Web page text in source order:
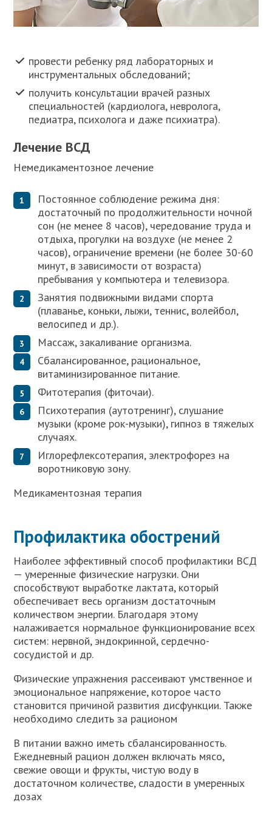
провести ребенку ряд лабораторных и
инструментальных обследований;
получить консультации врачей разных
специальностей (кардиолога, невролога,
педиатра, психолога и даже психиатра).
Лечение ВСД
Немедикаментозное лечение
Постоянное соблюдение режима дня:
достаточный по продолжительности ночной
сон (не менее 8 часов), чередование труда и
отдыха, прогулки на воздухе (не менее 2
часов), ограничение времени (не более 30-60
минут, в зависимости от возраста)
пребывания у компьютера и телевизора.
Занятия подвижными видами спорта
(плаванье, коньки, лыжи, теннис, волейбол,
велосипед и др.).
Массаж, закаливание организма.
Сбалансированное, рациональное,
витаминизированное питание.
Фитотерапия (фиточаи).
Психотерапия (аутотренинг), слушание
музыки (кроме рок-музыки), гипноз в тяжелых
случаях.
Иглорефлексотерапия, электрофорез на
воротниковую зону.
Медикаментозная терапия
Профилактика обострений
Наиболее эффективный способ профилактики ВСД
— умеренные физические нагрузки. Они
способствуют выработке лактата, который
обеспечивает весь организм достаточным
количеством энергии. Благодаря этому
налаживается нормальное функционирование всех
систем: нервной, эндокринной, сердечно-
сосудистой и др.
Физические упражнения рассеивают умственное и
эмоциональное напряжение, которое часто
становится причиной развития дисфункции. Также
необходимо следить за рационом
В питании важно иметь сбалансированность.
Ежедневный рацион должен включать мясо,
свежие овощи и фрукты, чистую воду в
достаточном количестве, сладости в умеренных
дозах